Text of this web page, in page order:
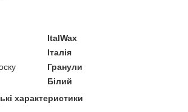
ItalWax
Італія
Гранули
Білий
характеристики